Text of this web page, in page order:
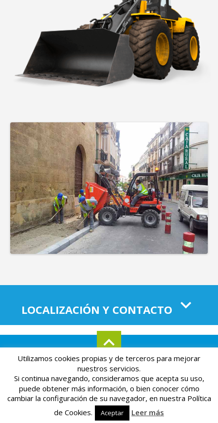
LOCALIZACIÓN Y CONTACTO
Mapa del sitio
Política de privacidad
Powered byPáginas Amarillas
Esta página web está optimizada para verse en Internet
Explorer 9+, Mozilla Firefox 24+ y Google Chrome 33+
Utilizamos cookies propias y de terceros para mejorar
nuestros servicios.
Si continua navegando, consideramos que acepta su uso,
puede obtener más información, o bien conocer cómo
cambiar la configuración de su navegador, en nuestra Política
de Cookies.
Aceptar Leer más